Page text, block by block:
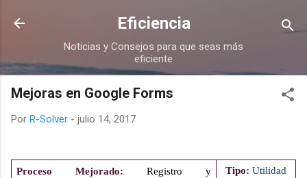
Ir al contenido principal
Eficiencia
Noticias y Consejos para que seas más
eficiente
Mejoras en Google Forms
Por R-Solver - julio 14, 2017
Proceso Mejorado: Registro y
Tipo: Utilidad